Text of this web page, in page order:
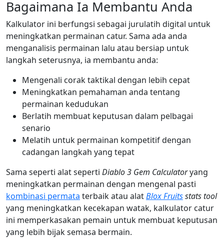
Bagaimana Ia Membantu Anda
Kalkulator ini berfungsi sebagai jurulatih digital untuk
meningkatkan permainan catur. Sama ada anda
menganalisis permainan lalu atau bersiap untuk
langkah seterusnya, ia membantu anda:
Mengenali corak taktikal dengan lebih cepat
Meningkatkan pemahaman anda tentang
permainan kedudukan
Berlatih membuat keputusan dalam pelbagai
senario
Melatih untuk permainan kompetitif dengan
cadangan langkah yang tepat
Sama seperti alat seperti Diablo 3 Gem Calculatoryang
meningkatkan permainan dengan mengenal pasti
kombinasi permata terbaik atau alatBlox Fruitsstats tool
yang meningkatkan kecekapan watak, kalkulator catur
ini memperkasakan pemain untuk membuat keputusan
yang lebih bijak semasa bermain.